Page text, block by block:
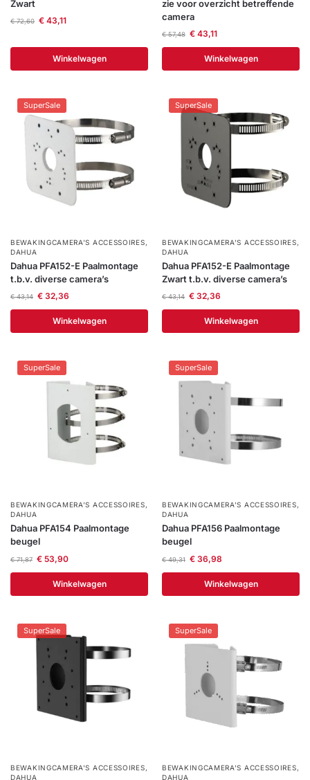
Zwart
€72,60 €43,11
Winkelwagen
zie voor overzicht betreffende
camera
€57,48 €43,11
Winkelwagen
SuperSale
BEWAKINGCAMERA'S ACCESSOIRES,
DAHUA
Dahua PFA152-E Paalmontage
t.b.v. diverse camera’s
€43,14 €32,36
Winkelwagen
SuperSale
BEWAKINGCAMERA'S ACCESSOIRES,
DAHUA
Dahua PFA152-E Paalmontage
Zwart t.b.v. diverse camera’s
€43,14 €32,36
Winkelwagen
SuperSale
BEWAKINGCAMERA'S ACCESSOIRES,
DAHUA
Dahua PFA154 Paalmontage
beugel
€71,87 €53,90
Winkelwagen
SuperSale
BEWAKINGCAMERA'S ACCESSOIRES,
DAHUA
Dahua PFA156 Paalmontage
beugel
€49,31 €36,98
Winkelwagen
SuperSale
BEWAKINGCAMERA'S ACCESSOIRES,
DAHUA
SuperSale
BEWAKINGCAMERA'S ACCESSOIRES,
DAHUA